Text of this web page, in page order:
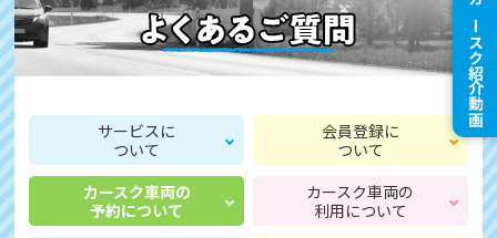
サービスに
ついて
会員登録に
ついて
カースク車両の
予約について
カースク車両の
利用について
カースク紹介動画